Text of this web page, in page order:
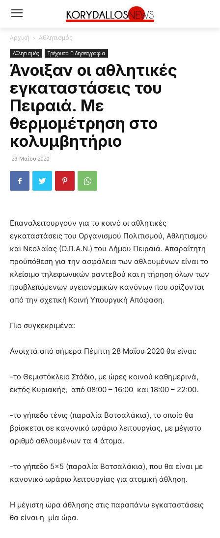
Αρχική Αθλητισμός
Αθλητισμός Τρέχουσα Ειδησεογραφία
Άνοιξαν οι αθλητικές
εγκαταστάσεις του
Πειραιά. Με
θερμομέτρηση στο
κολυμβητήριο
29 Μαΐου 2020
Επαναλειτουργούν για το κοινό οι αθλητικές
εγκαταστάσεις του Οργανισμού Πολιτισμού, Αθλητισμού
και Νεολαίας (Ο.Π.Α.Ν.) του Δήμου Πειραιά. Απαραίτητη
προϋπόθεση για την ασφάλεια των αθλουμένων είναι το
κλείσιμο τηλεφωνικών ραντεβού και η τήρηση όλων των
προβλεπόμενων υγειονομικών κανόνων που ορίζονται
από την σχετική Κοινή Υπουργική Απόφαση.
Πιο συγκεκριμένα:
Ανοιχτά από σήμερα Πέμπτη 28 Μαΐου 2020 θα είναι:
-το Θεμιστόκλειο Στάδιο, με ώρες κοινού καθημερινά,
εκτός Κυριακής, από 08:00 – 16:00 και 18:00 – 22:00.
-το γήπεδο τένις (παραλία Βοτσαλάκια), το οποίο θα
βρίσκεται σε κανονικό ωράριο λειτουργίας, με μέγιστο
αριθμό αθλουμένων τα 4 άτομα.
-το γήπεδο 5×5 (παραλία Βοτσαλάκια), που θα είναι με
κανονικό ωράριο λειτουργίας για ατομική άθληση.
Η μέγιστη ώρα άθλησης στις παραπάνω εγκαταστάσεις
θα είναι η μία ώρα.